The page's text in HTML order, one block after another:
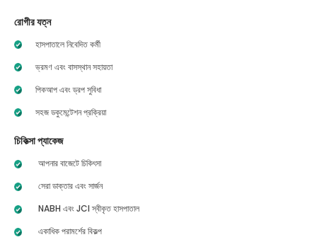
রোগীর যত্ন
হাসপাতালে নিবেদিত কর্মী
ভ্রমণ এবং বাসস্থান সহায়তা
পিকআপ এবং ড্রপ সুবিধা
সহজ ডকুমেন্টেশন প্রক্রিয়া
চিকিত্সা প্যাকেজ
আপনার বাজেটে চিকিৎসা
সেরা ডাক্তার এবং সার্জন
NABH এবং JCI স্বীকৃত হাসপাতাল
একাধিক পরামর্শের বিকল্প